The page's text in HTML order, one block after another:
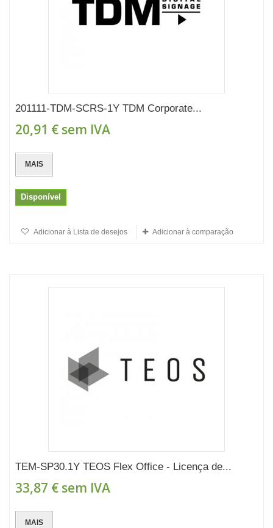
201111-TDM-SCRS-1Y TDM Corporate...
20,91 € sem IVA
MAIS
Disponível
Adicionar à Lista de desejos Adicionar à comparação
TEM-SP30.1Y TEOS Flex Office - Licença de...
33,87 € sem IVA
MAIS